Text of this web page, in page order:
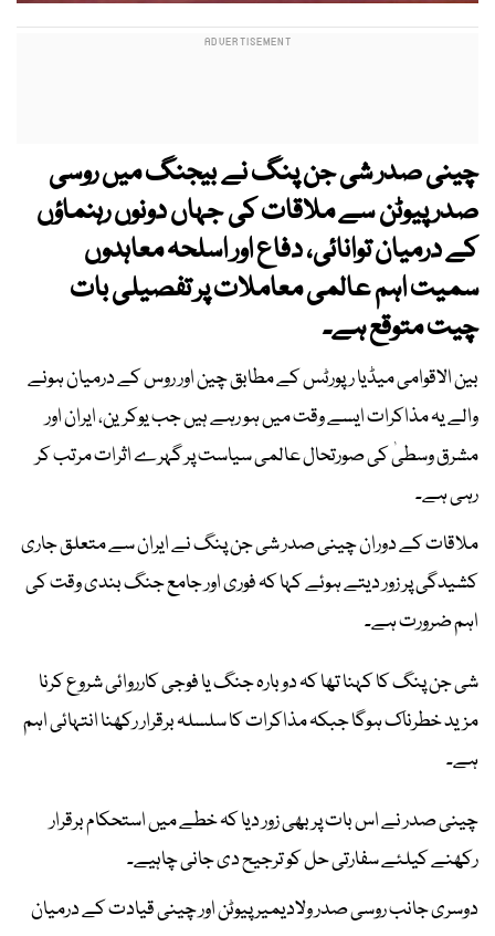
چینی صدر شی جن پنگ نے بیجنگ میں روسی
صدر پیوٹن سے ملاقات کی جہاں دونوں رہنماؤں
کے درمیان توانائی، دفاع اور اسلحہ معاہدوں
سمیت اہم عالمی معاملات پر تفصیلی بات
چیت متوقع ہے۔
بین الاقوامی میڈیا رپورٹس کے مطابق چین اور روس کے درمیان ہونے
والے یہ مذاکرات ایسے وقت میں ہو رہے ہیں جب یوکرین، ایران اور
مشرق وسطیٰ کی صورتحال عالمی سیاست پر گہرے اثرات مرتب کر
رہی ہے۔
ملاقات کے دوران چینی صدر شی جن پنگ نے ایران سے متعلق جاری
کشیدگی پر زور دیتے ہوئے کہا کہ فوری اور جامع جنگ بندی وقت کی
اہم ضرورت ہے۔
شی جن پنگ کا کہنا تھا کہ دوبارہ جنگ یا فوجی کارروائی شروع کرنا
مزید خطرناک ہوگا جبکہ مذاکرات کا سلسلہ برقرار رکھنا انتہائی اہم
ہے۔
چینی صدر نے اس بات پر بھی زور دیا کہ خطے میں استحکام برقرار
رکھنے کیلئے سفارتی حل کو ترجیح دی جانی چاہیے۔
دوسری جانب روسی صدر ولادیمیر پیوٹن اور چینی قیادت کے درمیان